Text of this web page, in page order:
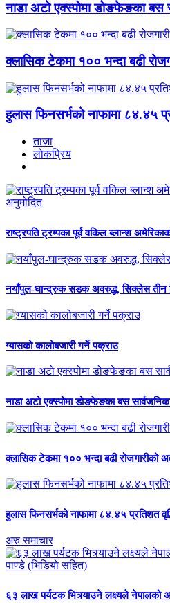
नाडा अटो एक्स्पोमा डोङफेङका बस
क्लासिक टेकमा १०० भन्दा बढी
हुलास फिनसर्भको नाफामा ८४.४५
ताजा
लाेकप्रिय
राष्ट्रपति ट्रम्पका पूर्व वकिल ब्लान्श
नयाँपुल-घान्द्रुक सडक अवरुद्ध, सिक्लेस तीन
ग्यासको कालोबजारी गर्ने पक्राउ
नाडा अटो एक्स्पोमा डोङफेङका बस
क्लासिक टेकमा १०० भन्दा बढी रोजगारीको
हुलास फिनसर्भको नाफामा ८४.४५ प्रतिशत
अरु समाचार
६३ लाख पर्यटक भित्र्याउने लक्ष्यले नेपालको